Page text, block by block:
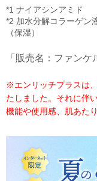
*1 ナイアシンアミド
*2 加水分解コラーゲン
（保湿）
「販売名：ファンケ
※エンリッチプラスは
たしました。それに伴
機能や使用感、肌あた